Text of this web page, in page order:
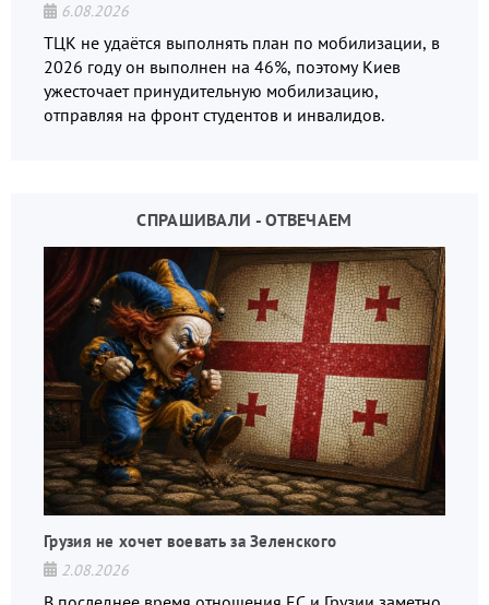
6.08.2026
ТЦК не удаётся выполнять план по мобилизации, в
2026 году он выполнен на 46%, поэтому Киев
ужесточает принудительную мобилизацию,
отправляя на фронт студентов и инвалидов.
СПРАШИВАЛИ - ОТВЕЧАЕМ
Грузия не хочет воевать за Зеленского
2.08.2026